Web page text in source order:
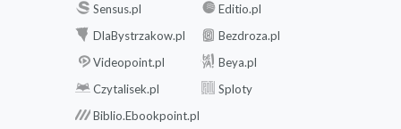
Sensus.pl
Editio.pl
DlaBystrzakow.pl
Bezdroza.pl
Videopoint.pl
Beya.pl
Czytalisek.pl
Sploty
Biblio.Ebookpoint.pl